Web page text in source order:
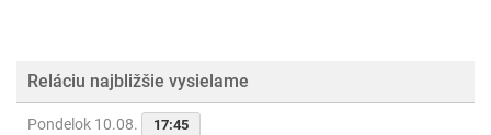
Reláciu najbližšie vysielame
Pondelok 10.08. 17:45